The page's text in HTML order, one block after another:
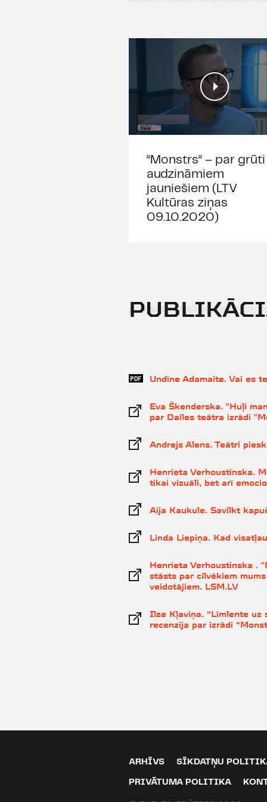
“Monstrs“ – par grūti
audzināmiem
jauniešiem (LTV
Kultūras ziņas
09.10.2020)
Undīne Adamaite. Vai es
Eva Škenderska. "Huļi
par Dailes teātra izrādi
Andrejs Alens. Teātri
Henrieta Verhoustinska.
tikai vizuāli, bet arī
Aija Kaukule. Savilkt
Linda Liepiņa. Kad
Henrieta Verhoustinska .
stāsts par cilvēkiem
veidotājiem. LSM.LV
Ilze Kļaviņa. “Līmlente uz
recenzija par izrādi
ARHĪVS SĪKDATŅU
PRIVĀTUMA POLITIKA